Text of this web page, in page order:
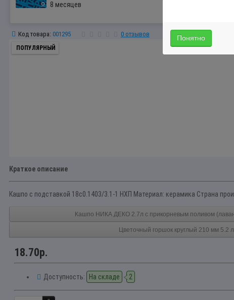
8 месяцев
Код товара: 001295 0 отзывов
ПОПУЛЯРНЫЙ
Краткое описание
Кашпо с подставкой 18с0.1403/3.1-1 НХП Материал: керамика Страна
Кашпо НИКА ДЕКО 2.7л с прикорневым поливом
Цветочный горшок круглый 210 мм 5.2 л
18.70р.
Доступность: На складе 2
Понятно